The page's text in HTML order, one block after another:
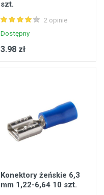
szt.
2 opinie
Dostępny
3.98 zł
Konektory żeńskie 6,3
mm 1,22-6,64 10 szt.